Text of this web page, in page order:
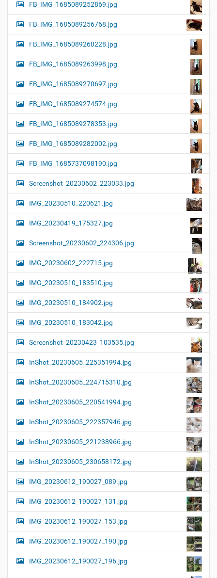
FB_IMG_1685089252869.jpg
FB_IMG_1685089256768.jpg
FB_IMG_1685089260228.jpg
FB_IMG_1685089263998.jpg
FB_IMG_1685089270697.jpg
FB_IMG_1685089274574.jpg
FB_IMG_1685089278353.jpg
FB_IMG_1685089282002.jpg
FB_IMG_1685737098190.jpg
Screenshot_20230602_223033.jpg
IMG_20230510_220621.jpg
IMG_20230419_175327.jpg
Screenshot_20230602_224306.jpg
IMG_20230602_222715.jpg
IMG_20230510_183510.jpg
IMG_20230510_184902.jpg
IMG_20230510_183042.jpg
Screenshot_20230423_103535.jpg
InShot_20230605_225351994.jpg
InShot_20230605_224715310.jpg
InShot_20230605_220541994.jpg
InShot_20230605_222357946.jpg
InShot_20230605_221238966.jpg
InShot_20230605_230658172.jpg
IMG_20230612_190027_089.jpg
IMG_20230612_190027_131.jpg
IMG_20230612_190027_153.jpg
IMG_20230612_190027_190.jpg
IMG_20230612_190027_196.jpg